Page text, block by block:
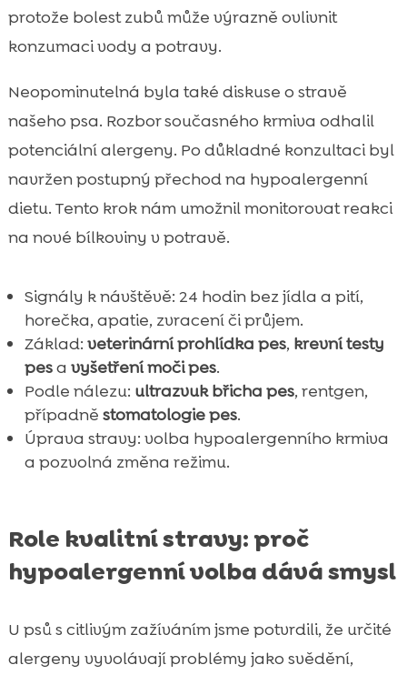
protože bolest zubů může výrazně ovlivnit
konzumaci vody a potravy.
Neopominutelná byla také diskuse o stravě
našeho psa. Rozbor současného krmiva odhalil
potenciální alergeny. Po důkladné konzultaci byl
navržen postupný přechod na hypoalergenní
dietu. Tento krok nám umožnil monitorovat reakci
na nové bílkoviny v potravě.
Signály k návštěvě: 24 hodin bez jídla a pití,
horečka, apatie, zvracení či průjem.
Základ: veterinární prohlídka pes, krevní testy
pesa vyšetření moči pes.
Podle nálezu: ultrazvuk břicha pes, rentgen,
případně stomatologie pes.
Úprava stravy: volba hypoalergenního krmiva
a pozvolná změna režimu.
Role kvalitní stravy: proč
hypoalergenní volba dává smysl
U psů s citlivým zažíváním jsme potvrdili, že určité
alergeny vyvolávají problémy jako svědění,